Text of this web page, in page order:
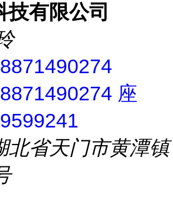
技有限公司
座
北省天门市黄潭镇